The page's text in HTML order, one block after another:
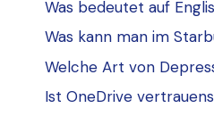
Was bedeutet auf
Was kann man im
Welche Art von
Ist OneDrive